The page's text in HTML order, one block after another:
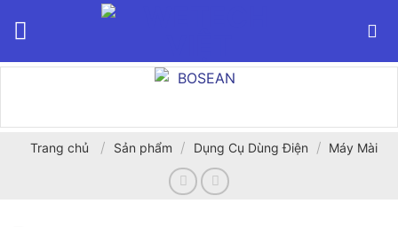
Trang chủ / Sản phẩm / Dụng Cụ Dùng Điện / Máy Mài